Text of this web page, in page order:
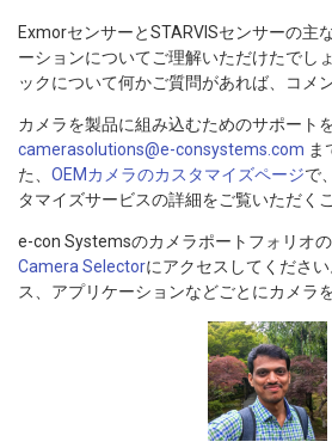
ExmorセンサーとSTARVISセンサーの主
ーションについてご理解いただけたでし
ックについて何かご質問があれば、コメ
カメラを製品に組み込むためのサポート
camerasolutions@e-consystems.com ま
た、 OEMカメラのカスタマイズページで
タマイズサービスの詳細をご覧いただく
e-con Systemsのカメラポートフォリオ
Camera Selectorにアクセスしてくださ
ス、アプリケーションなどごとにカメラ